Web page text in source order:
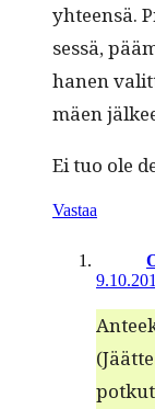
yhteen­sä.
sessä,
hanen
mäen
Ei tuo ole
Vastaa